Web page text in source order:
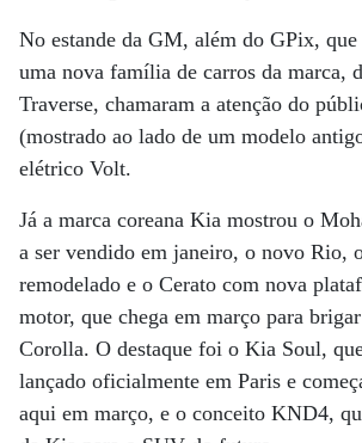
No estande da GM, além do GPix,
uma nova família de carros da marca,
Traverse, chamaram a atenção do
(mostrado ao lado de um modelo
elétrico Volt.
Já a marca coreana Kia mostrou o
a ser vendido em janeiro, o novo Rio,
remodelado e o Cerato com nova
motor, que chega em março para
Corolla. O destaque foi o Kia Soul,
lançado oficialmente em Paris e
aqui em março, e o conceito KND4,